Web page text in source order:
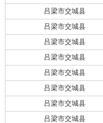
吕梁市交城县
吕梁市交城县
吕梁市交城县
吕梁市交城县
吕梁市交城县
吕梁市交城县
吕梁市交城县
吕梁市交城县